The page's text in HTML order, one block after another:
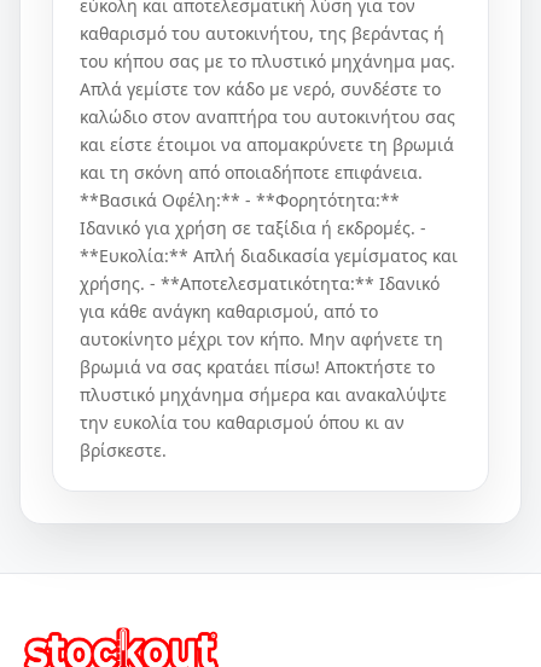
εύκολη και αποτελεσματική λύση για τον
καθαρισμό του αυτοκινήτου, της βεράντας ή
του κήπου σας με το πλυστικό μηχάνημα μας.
Απλά γεμίστε τον κάδο με νερό, συνδέστε το
καλώδιο στον αναπτήρα του αυτοκινήτου σας
και είστε έτοιμοι να απομακρύνετε τη βρωμιά
και τη σκόνη από οποιαδήποτε επιφάνεια.
**Βασικά Οφέλη:** - **Φορητότητα:**
Ιδανικό για χρήση σε ταξίδια ή εκδρομές. -
**Ευκολία:** Απλή διαδικασία γεμίσματος και
χρήσης. - **Αποτελεσματικότητα:** Ιδανικό
για κάθε ανάγκη καθαρισμού, από το
αυτοκίνητο μέχρι τον κήπο. Μην αφήνετε τη
βρωμιά να σας κρατάει πίσω! Αποκτήστε το
πλυστικό μηχάνημα σήμερα και ανακαλύψτε
την ευκολία του καθαρισμού όπου κι αν
βρίσκεστε.